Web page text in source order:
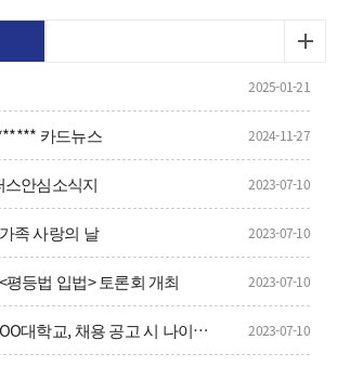
근 사회문제로 대두되고 있는 교제폭력·
죄와 ************·영상물 유포 등 디지털 성범
이고, 대학과 지역사회가 협력하는 범죄예
위해 마련됐다.행사 기간 국립부경대 대운
부스와 ‘폭력예방 교실’이 운영됐다. 남부
부경대 인권센터 전문 상담원, 대학생 인권
실시했다. 부산시유도회는 여대생들을 대상
험 프로그램을 운영했다.이번 캠페인에는 재
지역 주민들도 참여했으며, 참가자 대상 폭
용 기념품 제공 행사도 함께 진행됐다.국립부
캠페인 운영 결과와 대학생 인식 조사 내용
학·지역사회 조성을 위한 폭력예방 프로그
대해 나갈 계획이다.[출처]부경나우
2025-01-21
카드뉴스 2024-11-27
스안심소식지 2023-07-10
족 사랑의 날 2023-07-10
등법 입법> 토론회 개최 2023-07-10
[인권 관련 이슈]OO대학교, 채용 공고 시 나이제한 폐지, 인권위 권고 수용 2023-07-10